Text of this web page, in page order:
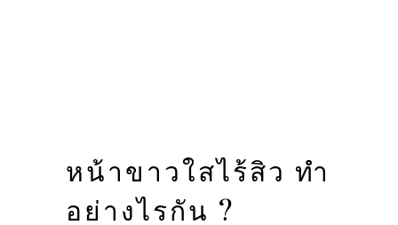
หน้าขาวใสไร้สิว ทำ
อย่างไรกัน ?